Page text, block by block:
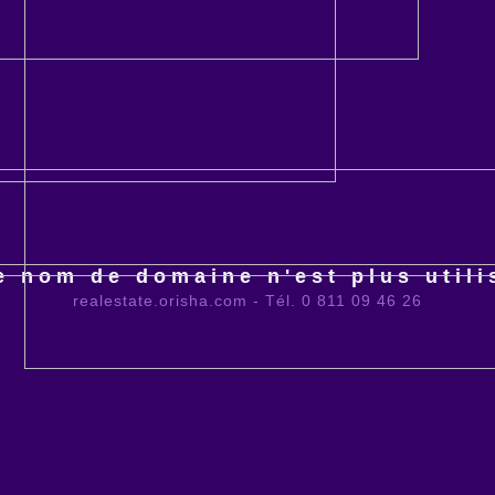
nom de domaine n'est plus
realestate.orisha.com - Tél. 0 811 09 46 26